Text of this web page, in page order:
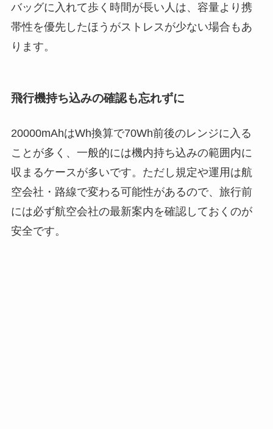
バッグに入れて歩く時間が長い人は、容量より携
帯性を優先したほうがストレスが少ない場合もあ
ります。
飛行機持ち込みの確認も忘れずに
20000mAhはWh換算で70Wh前後のレンジに入る
ことが多く、一般的には機内持ち込みの範囲内に
収まるケースが多いです。ただし規定や運用は航
空会社・路線で変わる可能性があるので、旅行前
には必ず航空会社の最新案内を確認しておくのが
安全です。